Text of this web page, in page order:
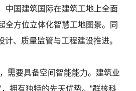
中国建筑国际在建筑工地上全面
全方位立体化智慧工地图景。同
计、质量监管与工程建设推进。
需要具备空间智能能力。建筑业
，拥有独特的先天优势。”群核科